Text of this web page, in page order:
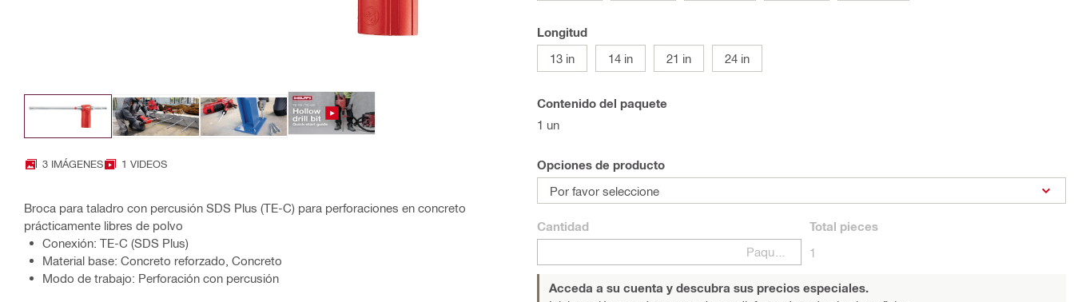
3 IMÁGENES 1 VIDEOS
Broca para taladro con percusión SDS Plus (TE-C) para perforaciones en concreto
prácticamente libres de polvo
Conexión: TE-C (SDS Plus)
Material base: Concreto reforzado, Concreto
Modo de trabajo: Perforación con percusión
Longitud
13 in
14 in 21 in 24 in
Contenido del paquete
1 un
Opciones de producto
Por favor seleccione
Cantidad
Paquetes
Total pieces
1
Acceda a su cuenta y descubra sus precios especiales.